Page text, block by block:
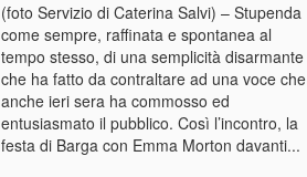
(foto Servizio di Caterina Salvi) – Stupenda
come sempre, raffinata e spontanea al
tempo stesso, di una semplicità disarmante
che ha fatto da contraltare ad una voce che
anche ieri sera ha commosso ed
entusiasmato il pubblico. Così l’incontro, la
festa di Barga con Emma Morton davanti...